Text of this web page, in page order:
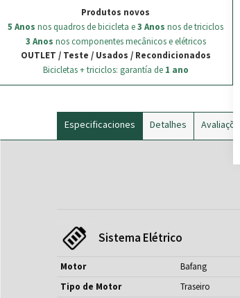
Produtos novos
5 Anos nos quadros de bicicleta e3 Anos nos de triciclos
3 Anos nos componentes mecânicos e elétricos
OUTLET / Teste / Usados / Recondicionados
Bicicletas + triciclos: garantía de 1 ano
Especificaciones
Sistema Elétrico
Motor
Bafang
Tipo de Motor
Traseiro
Detalhes Avaliações